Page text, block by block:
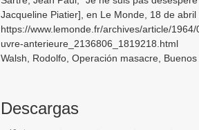
Jacqueline Piatier], en Le Monde, 18 de
https://www.lemonde.fr/archives/article/
uvre-anterieure_2136806_1819218.html
Walsh, Rodolfo, Operación masacre, Buenos
Descargas